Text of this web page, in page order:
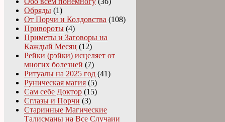
Обряды (1)
От Порчи и Колдовства (108)
Привороты (4)
Приметы и Заговоры на
Каждый Месяц (12)
Рейки (рэйки) исцеляет от
многих болезней (7)
Ритуалы на 2025 год (41)
Руническая магия (5)
Сам себе Доктор (15)
Сглазы и Порчи (3)
Старинные Магические
Талисманы на Все Случаии